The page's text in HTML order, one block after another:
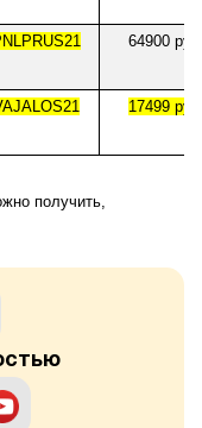
64900
17499
получить,